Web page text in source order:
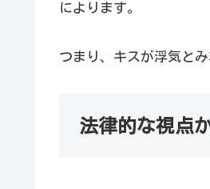
によります。
つまり、キスが浮気と
法律的な視点